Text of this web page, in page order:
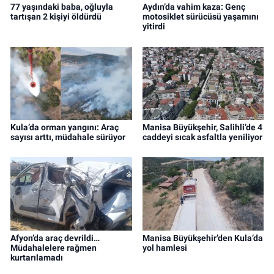
77 yaşındaki baba, oğluyla
tartışan 2 kişiyi öldürdü
Aydın’da vahim kaza: Genç
motosiklet sürücüsü yaşamını
yitirdi
Kula’da orman yangını: Araç
sayısı arttı, müdahale sürüyor
Manisa Büyükşehir, Salihli’de 4
caddeyi sıcak asfaltla yeniliyor
Afyon’da araç devrildi…
Müdahalelere rağmen
kurtarılamadı
Manisa Büyükşehir’den Kula’da
yol hamlesi